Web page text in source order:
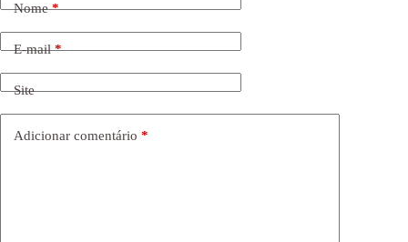
Nome*
E-mail*
Site
Adicionar comentário *